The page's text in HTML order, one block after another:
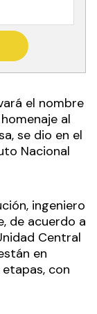
el nombre
al
se dio en el
Nacional
ingeniero
de acuerdo a
Central
en
con